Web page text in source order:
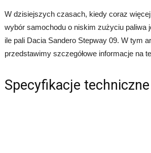
W dzisiejszych czasach, kiedy coraz
wybór samochodu o niskim zużyciu paliwa
ile pali Dacia Sandero Stepway 09. W tym
przedstawimy szczegółowe informacje na
Specyfikacje